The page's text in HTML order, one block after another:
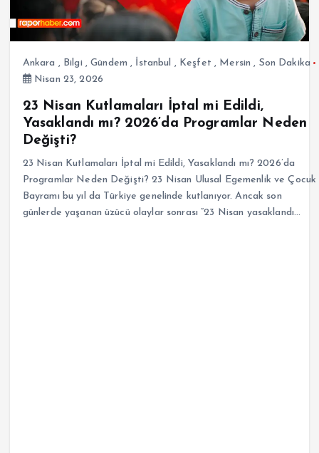
Ankara , Bilgi ,Gündem , İstanbul , Keşfet , Mersin , Son Dakika
Nisan 23, 2026
23 Nisan Kutlamaları İptal mi Edildi,
Yasaklandı mı? 2026’da Programlar Neden
Değişti?
23 Nisan Kutlamaları İptal mi Edildi, Yasaklandı mı? 2026’da
Programlar Neden Değişti? 23 Nisan Ulusal Egemenlik ve Çocuk
Bayramı bu yıl da Türkiye genelinde kutlanıyor. Ancak son
günlerde yaşanan üzücü olaylar sonrası “23 Nisan yasaklandı…